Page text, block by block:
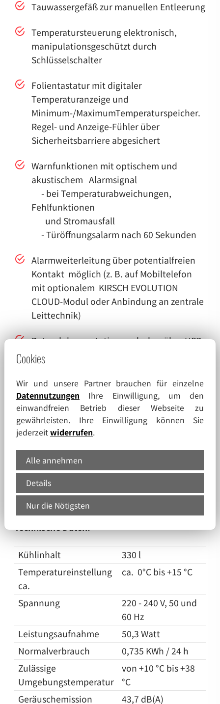
Tauwassergefäß zur manuellen Entleerung
Temperatursteuerung elektronisch,
manipulationsgeschützt durch
Schlüsselschalter
Folientastatur mit digitaler
Temperaturanzeige und
Minimum-/MaximumTemperaturspeicher.
Regel- und Anzeige-Fühler über
Sicherheitsbarriere abgesichert
Warnfunktionen mit optischem und
akustischem Alarmsignal
- bei Temperaturabweichungen,
Fehlfunktionen
und Stromausfall 
- Türöffnungsalarm nach 60 Sekunden
Alarmweiterleitung über potentialfreien
Kontakt möglich (z. B. auf Mobiltelefon
mit optionalem KIRSCH EVOLUTION
CLOUD-Modul oder Anbindung an zentrale
Leittechnik)
Datendokumentation auslesbar über USB-
Schnittstelle mittels USB-Stick und
Gefrierschutz gegen Minustemperaturen
Kältemaschine mit energiesparender
Kompressor-Invertertechnologie, statisch
belüftet, hermetisch gekapselt,
geräuscharm, servicefreundlich
Leiselüfter reduziert die
Geräuschemission.
Technische Daten:
Kühlinhalt
330 l
Temperatureinstellung
ca.
ca. 0°C bis +15 °C
Spannung
220 - 240 V, 50 und
60 Hz
Leistungsaufnahme
50,3 Watt
Normalverbrauch
0,735 KWh / 24 h
Zulässige
Umgebungstemperatur
von +10 °C bis +38
°C
Geräuschemission
43,7 dB(A)
Cookies
Wir und unsere Partner brauchen für einzelne
Datennutzungen Ihre Einwilligung, um den
einwandfreien Betrieb dieser Webseite zu
gewährleisten. Ihre Einwilligung können Sie
jederzeitwiderrufen.
Alle annehmen
Details
Nur die Nötigsten